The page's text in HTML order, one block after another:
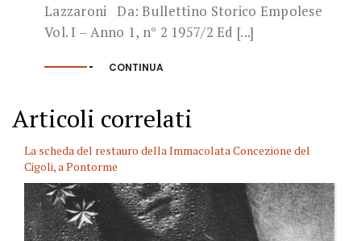
Lazzaroni Da: Bullettino Storico Empolese
Vol. I – Anno 1, n° 2 1957/2 Ed [...]
CONTINUA
Articoli correlati
La scheda del restauro della Immacolata Concezione del
Cigoli, a Pontorme